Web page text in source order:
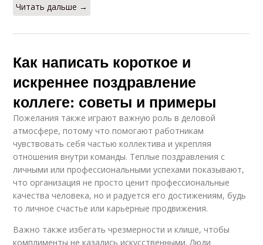
Читать дальше →
Как написать короткое и
искреннее поздравление
коллеге: советы и примеры
Пожелания также играют важную роль в деловой
атмосфере, потому что помогают работникам
чувствовать себя частью коллектива и укрепляя
отношения внутри команды. Теплые поздравления с
личными или профессиональными успехами показывают,
что организация не просто ценит профессиональные
качества человека, но и радуется его достижениям, будь
то личное счастье или карьерные продвижения.
Важно также избегать чрезмерности и клише, чтобы
комплименты не казались искусственными. Люди